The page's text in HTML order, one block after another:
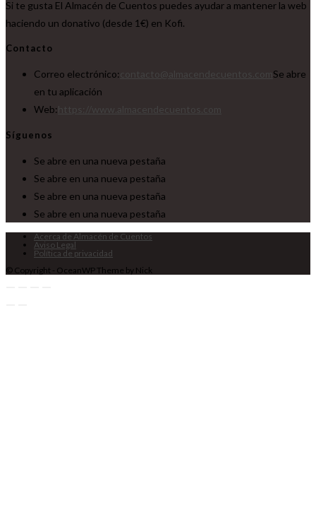
Si te gusta El Almacén de Cuentos puedes ayudar a mantener la web
haciendo un donativo (desde 1€) en Kofi.
Contacto
Correo electrónico:
Se abre
en tu aplicación
Web:
Síguenos
Se abre en una nueva pestaña
Se abre en una nueva pestaña
Se abre en una nueva pestaña
Se abre en una nueva pestaña
Acerca de Almacén de Cuentos
Aviso Legal
Política de privacidad
© Copyright - OceanWP Theme by Nick